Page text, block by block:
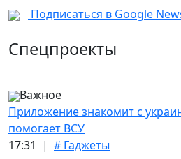
Подписаться в Google
Спецпроекты
Важное
Приложение знакомит с
помогает ВСУ
17:31 | # Гаджеты